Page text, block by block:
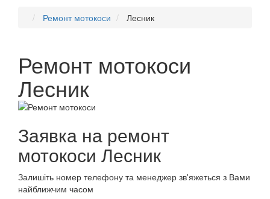
Ремонт мотокоси Лесник
Ремонт мотокоси
Лесник
Заявка на ремонт
мотокоси Лесник
Залишіть номер телефону та менеджер зв'яжеться з Вами
найближчим часом